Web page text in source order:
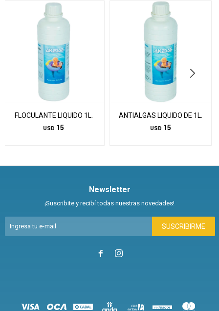
FLOCULANTE LIQUIDO 1L.
USD 15
ANTIALGAS LIQUIDO DE 1L.
USD 15
Newsletter
¡Suscribite y recibí todas nuestras novedades!
SUSCRIBIRME
 